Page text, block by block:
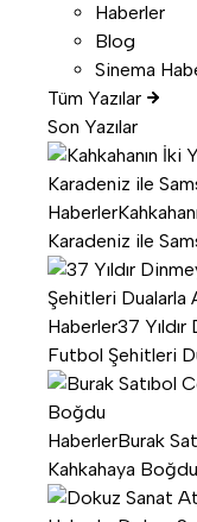
Haberler
Blog
Sinema
Tüm Yazılar
Son Yazılar
Haberler
Karadeniz ile
Haberler37 Yıldır
Futbol Şehitleri
HaberlerBurak
Kahkahaya Boğdu